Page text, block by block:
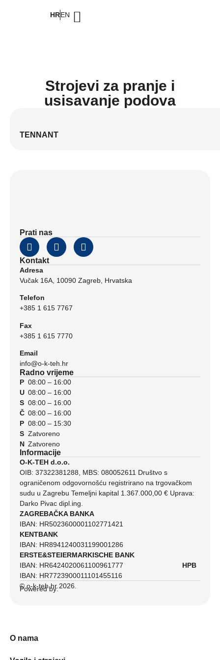
HREN
Strojevi za pranje i
usisavanje podova
TENNANT
Prati nas
Kontakt
Adresa
Vučak 16A, 10090 Zagreb, Hrvatska
Telefon
+385 1 615 7767
Fax
+385 1 615 7770
Email
info@o-k-teh.hr
Radno vrijeme
P
U
S
Č
P
S
N
08:00 – 16:00
08:00 – 16:00
08:00 – 16:00
08:00 – 16:00
08:00 – 15:30
Zatvoreno
Zatvoreno
Informacije
O-K-TEH d.o.o.
OIB: 37322381288, MBS: 080052611 Društvo s
ograničenom odgovornošću registrirano na trgovačkom
sudu u Zagrebu Temeljni kapital 1.367.000,00 € Uprava:
Darko Pivac dipl.ing.
ZAGREBAČKA BANKA
IBAN: HR5023600001102771421
KENTBANK
IBAN: HR8941240031199001286
ERSTE&STEIERMARKISCHE BANK
IBAN: HR6424020061100961777 HPB
IBAN: HR7723900011101455116
© o-k-teh.hr 2026.
Powered by:
O nama